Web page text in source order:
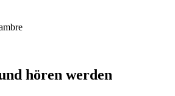
hören werden